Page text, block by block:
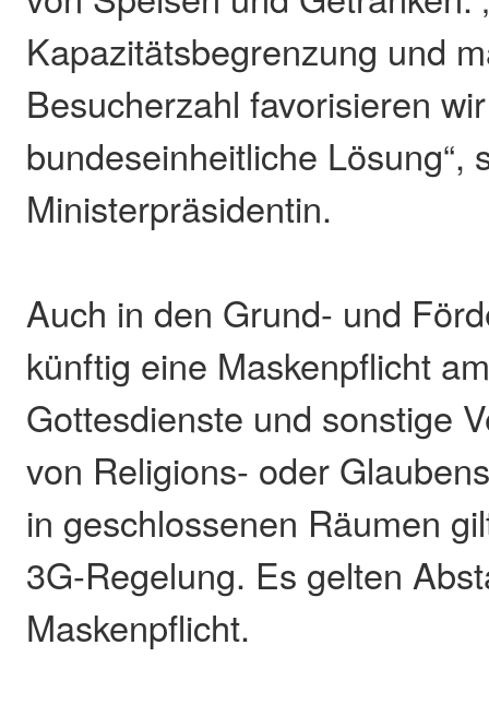
Kapazitätsbegrenzung und
Besucherzahl favorisieren
bundeseinheitliche Lösung“,
Ministerpräsidentin.
Auch in den Grund- und
künftig eine Maskenpflicht
Gottesdienste und sonstige
von Religions- oder
in geschlossenen Räumen
3G-Regelung. Es gelten
Maskenpflicht.